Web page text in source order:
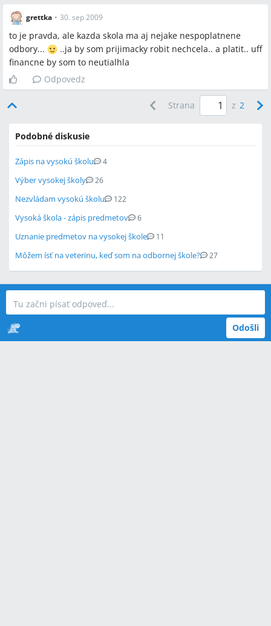
grettka • 30. sep 2009
to je pravda, ale kazda skola ma aj nejake nespoplatnene
odbory...
..ja by som prijimacky robit nechcela.. a platit.. uff
financne by som to neutialhla
Odpovedz
Strana z 2
Podobné diskusie
Zápis na vysokú školu 4
Výber vysokej školy 26
Nezvládam vysokú školu 122
Vysoká škola - zápis predmetov 6
Uznanie predmetov na vysokej škole 11
Môžem ísť na veterinu, keď som na odbornej škole? 27
Odošli